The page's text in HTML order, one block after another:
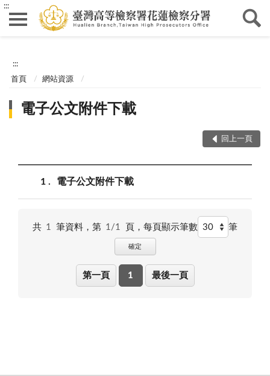
:::
:::
首頁 網站資源
電子公文附件下載
回上一頁
1 電子公文附件下載
共 1 筆資料，第 1/1 頁， 每頁顯示筆數 筆
確定
第一頁 1 最後一頁